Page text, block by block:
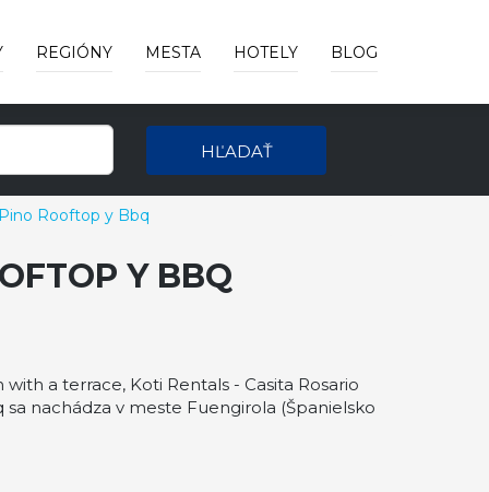
REGIÓNY MESTA HOTELY BLOG
HĽADAŤ
Rooftop y Bbq
Y BBQ
a terrace, Koti Rentals - Casita Rosario
nachádza v meste Fuengirola (Španielsko